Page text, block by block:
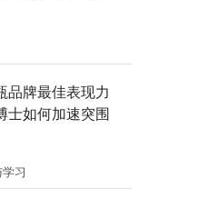
品牌最佳表现力
士如何加速突围
习